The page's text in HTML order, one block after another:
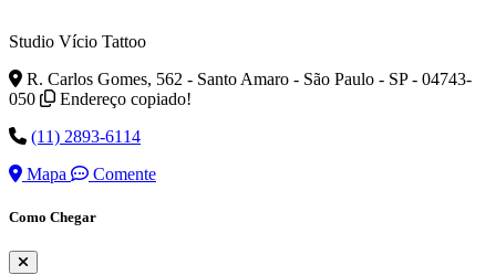
Studio Vício Tattoo
R. Carlos Gomes, 562 - Santo Amaro - São Paulo - SP - 04743-
050
Endereço copiado!
(11) 2893-6114
Mapa
Comente
Como Chegar